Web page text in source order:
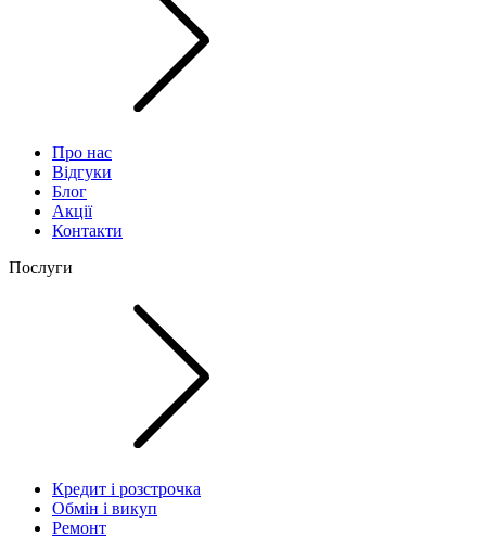
Про нас
Відгуки
Блог
Акції
Контакти
Послуги
Кредит і розстрочка
Обмін і викуп
Ремонт